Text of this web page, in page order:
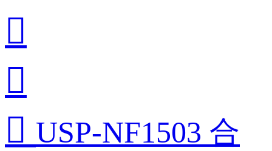


 USP-NF1503 合